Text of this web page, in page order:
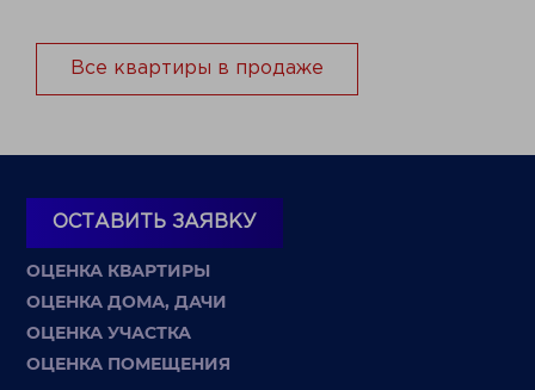
Все квартиры в продаже
ОСТАВИТЬ ЗАЯВКУ
ОЦЕНКА КВАРТИРЫ
ОЦЕНКА ДОМА, ДАЧИ
ОЦЕНКА УЧАСТКА
ОЦЕНКА ПОМЕЩЕНИЯ